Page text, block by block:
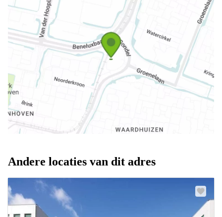
Andere locaties van dit adres